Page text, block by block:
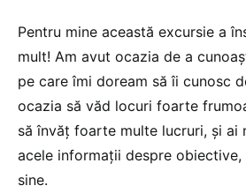
Pentru mine această excursie a
mult! Am avut ocazia de a
pe care îmi doream să îi cunosc
ocazia să văd locuri foarte
să învăț foarte multe lucruri, și ai
acele informații despre
sine.